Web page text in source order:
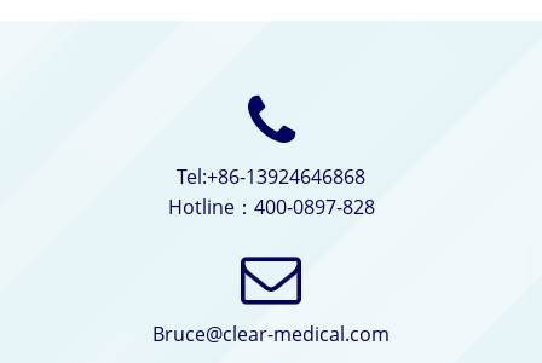
Tel:+86-13924646868
Hotline：400-0897-828
Bruce@clear-medical.com